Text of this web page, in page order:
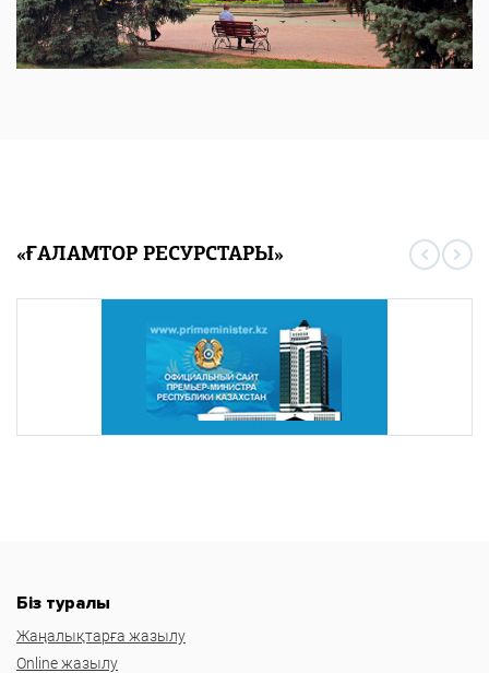
«ҒАЛАМТОР РЕСУРСТАРЫ»
Біз туралы
Жаңалықтарға жазылу
Online жазылу